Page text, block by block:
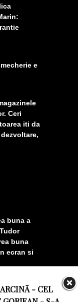
- CEL
e
Ceri
iti da
buna a
buna
ecran si
mașină